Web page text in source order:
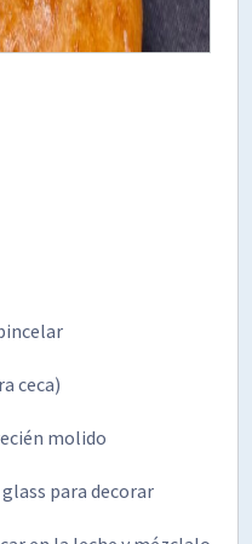
ceca)
molido
para decorar